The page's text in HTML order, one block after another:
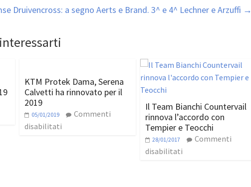
Druivencross: a segno Aerts e Brand. 3^ e 4^ Lechner e Arzuffi →
KTM Protek Dama, Serena
Calvetti ha rinnovato per il
2019
05/01/2019
Commenti
disabilitati
Il Team Bianchi Countervail
rinnova l’accordo con
Tempier e Teocchi
28/01/2017
Commenti
disabilitati